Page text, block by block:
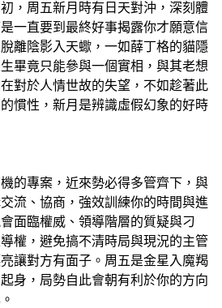
，周五新月時有日天對沖，深刻體
一直要到最終好事揭露你才願意信
離陰影入天蠍，一如薛丁格的貓隱
畢竟只能參與一個實相，與其老想
對於人情世故的失望，不如趁著此
慣性，新月是辨識虛假幻象的好時
的專案，近來勢必得多管齊下，與
流、協商，強效訓練你的時間與進
面臨權威、領導階層的質疑與刁
權，避免搞不清時局與現況的主管
讓對方有面子。周五是金星入魔羯
身，局勢自此會朝有利於你的方向